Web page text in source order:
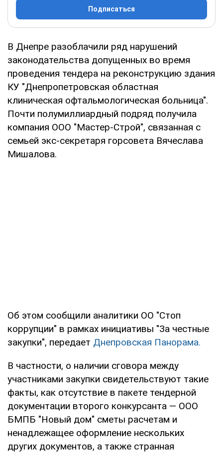
Подписаться
В Днепре разоблачили ряд нарушений
законодательства допущенных во время
проведения тендера на реконструкцию здания
КУ "Днепропетровская областная
клиническая офтальмологическая больница".
Почти полумиллиардный подряд получила
компания ООО "Мастер-Строй", связанная с
семьей экс-секретаря горсовета Вячеслава
Мишалова.
Об этом сообщили аналитики ОО "Стоп
коррупции" в рамках инициативы "За честные
закупки", передает Днепровская Панорама.
В частности, о наличии сговора между
участниками закупки свидетельствуют такие
факты, как отсутствие в пакете тендерной
документации второго конкурсанта — ООО
БМПБ "Новый дом" сметы расчетам и
ненадлежащее оформление нескольких
других документов, а также странная